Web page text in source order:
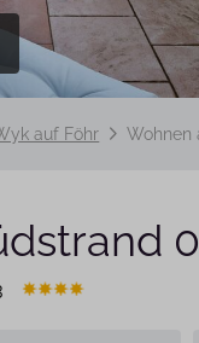
auf Föhr Wohnen